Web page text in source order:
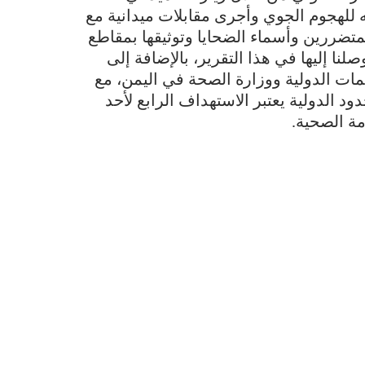
الجوي وأجرى مقابلات ميدانية مع
وأسماء الضحايا وتوثيقها بمقاطع
إليها في هذا التقرير، بالإضافة إلى
الدولية ووزارة الصحة في اليمن، مع
يعتبر الاستهداف الرابع لأحد
الصحية.